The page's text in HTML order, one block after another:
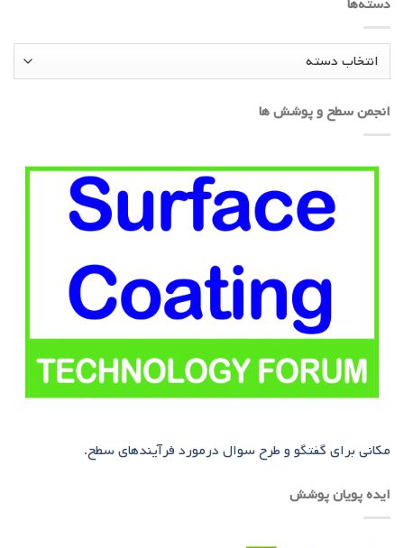
دسته‌ها
دسته‌ها
انجمن سطح و پوشش ها
مکانی برای گفتگو و طرح سوال درمورد فرآیندهای سطح.
ایده پویان پوشش